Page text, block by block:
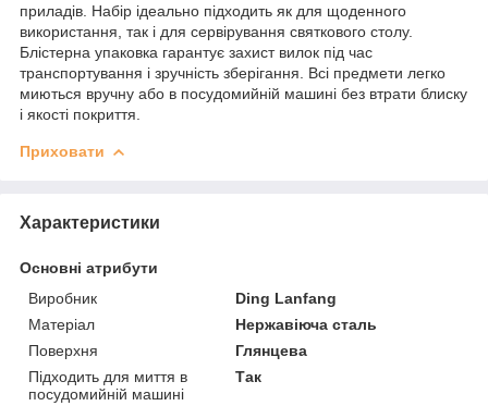
приладів. Набір ідеально підходить як для щоденного
використання, так і для сервірування святкового столу.
Блістерна упаковка гарантує захист вилок під час
транспортування і зручність зберігання. Всі предмети легко
миються вручну або в посудомийній машині без втрати блиску
і якості покриття.
Приховати
Характеристики
Основні атрибути
Виробник
Ding Lanfang
Матеріал
Нержавіюча сталь
Поверхня
Глянцева
Підходить для миття в
посудомийній машині
Так